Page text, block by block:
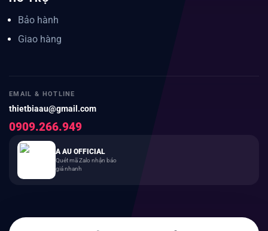
Bảo hành
Giao hàng
EMAIL & HOTLINE
thietbiaau@gmail.com
0909.266.949
A AU OFFICIAL
Quét mã Zalo nhận báo
giá nhanh